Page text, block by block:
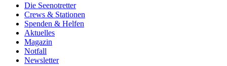
Die Seenotretter
Crews & Stationen
Spenden & Helfen
Aktuelles
Magazin
Notfall
Newsletter